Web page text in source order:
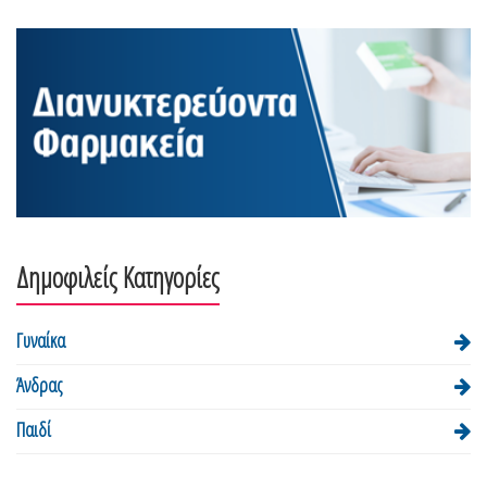
Δημοφιλείς Κατηγορίες
Γυναίκα
Άνδρας
Παιδί